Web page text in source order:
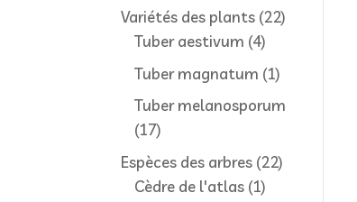
produits
Variétés des plants 2222
Tuber aestivum 44
produits
Tuber magnatum 11
Tuber melanosporum
1717
produits
Espèces des arbres 2222
Cèdre de l'atlas 11